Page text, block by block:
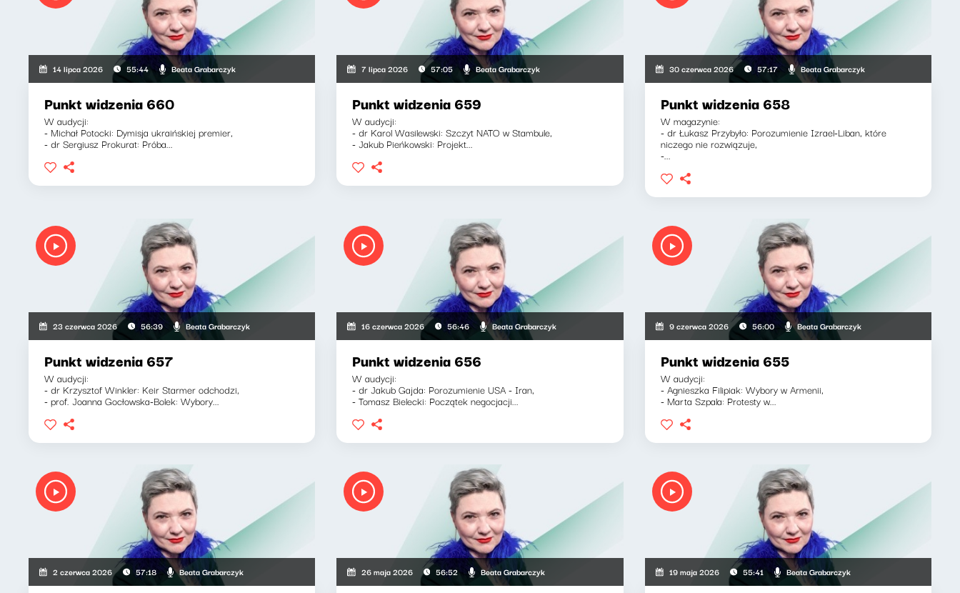
14 lipca 2026 55:44 Beata Grabarczyk
Punkt widzenia 660
W audycji:
- Michał Potocki: Dymisja ukraińskiej premier,
- dr Sergiusz Prokurat: Próba...
7 lipca 2026 57:05 Beata Grabarczyk
Punkt widzenia 659
W audycji:
- dr Karol Wasilewski: Szczyt NATO w Stambule,
- Jakub Pieńkowski: Projekt...
30 czerwca 2026 57:17 Beata Grabarczyk
Punkt widzenia 658
W magazynie:
- dr Łukasz Przybyło: Porozumienie Izrael-Liban, które
niczego nie rozwiązuje,
-...
23 czerwca 2026 56:39 Beata Grabarczyk
Punkt widzenia 657
W audycji:
- dr Krzysztof Winkler: Keir Starmer odchodzi,
- prof. Joanna Gocłowska-Bolek: Wybory...
16 czerwca 2026 56:46 Beata Grabarczyk
Punkt widzenia 656
W audycji:
- dr Jakub Gajda: Porozumienie USA - Iran,
- Tomasz Bielecki: Początek negocjacji...
9 czerwca 2026 56:00 Beata Grabarczyk
Punkt widzenia 655
W audycji:
- Agnieszka Filipiak: Wybory w Armenii,
- Marta Szpala: Protesty w...
2 czerwca 2026 57:18 Beata Grabarczyk 26 maja 2026 56:52 Beata Grabarczyk 19 maja 2026 55:41 Beata Grabarczyk